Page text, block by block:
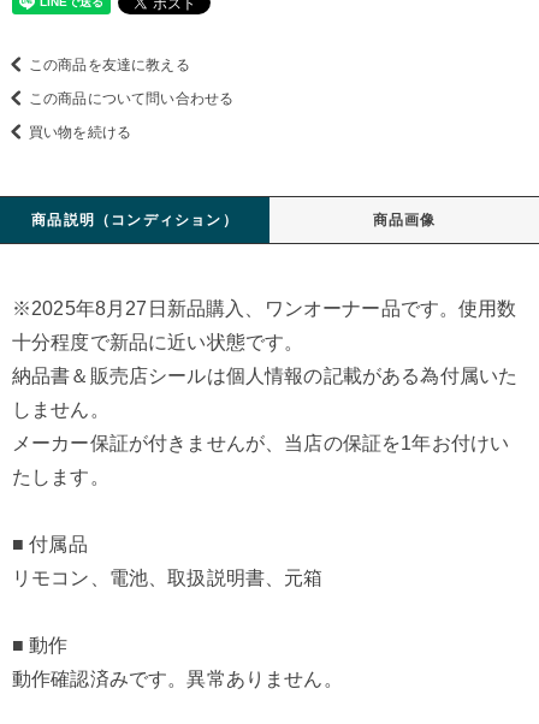
この商品を友達に教える
この商品について問い合わせる
買い物を続ける
商品説明（コンディション） 商品画像
※2025年8月27日新品購入、ワンオーナー品です。使用数
十分程度で新品に近い状態です。
納品書＆販売店シールは個人情報の記載がある為付属いた
しません。
メーカー保証が付きませんが、当店の保証を1年お付けい
たします。
■ 付属品
リモコン、電池、取扱説明書、元箱
■ 動作
動作確認済みです。異常ありません。